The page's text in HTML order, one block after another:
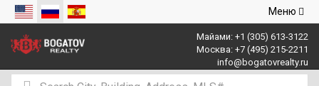
Открыть
Меню
Майами: +1 (305) 613-3122
Москва: +7 (495) 215-2211
info@bogatovrealty.ru